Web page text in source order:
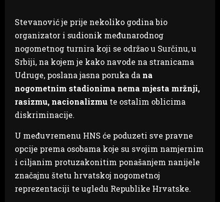
Stevanović je prije nekoliko godina bio
organizator i sudionik međunarodnog
nogometnog turnira koji se održao u Surčinu, u
Srbiji, na kojem je kako navode na stranicama
Udruge, poslana jasna poruka da na
nogometnim stadionima nema mjesta mržnji,
rasizmu, nacionalizmu te ostalim oblicima
diskriminacije.
U međuvremenu HNS će poduzeti sve pravne
opcije prema osobama koje su svojim namjernim
i ciljanim protuzakonitim ponašanjem nanijele
značajnu štetu hrvatskoj nogometnoj
reprezentaciji te ugledu Republike Hrvatske.